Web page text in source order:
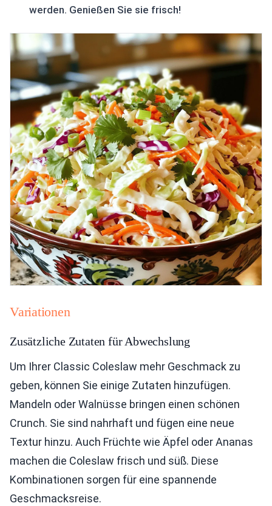
werden. Genießen Sie sie frisch!
Variationen
Zusätzliche Zutaten für Abwechslung
Um Ihrer Classic Coleslaw mehr Geschmack zu
geben, können Sie einige Zutaten hinzufügen.
Mandeln oder Walnüsse bringen einen schönen
Crunch. Sie sind nahrhaft und fügen eine neue
Textur hinzu. Auch Früchte wie Äpfel oder Ananas
machen die Coleslaw frisch und süß. Diese
Kombinationen sorgen für eine spannende
Geschmacksreise.